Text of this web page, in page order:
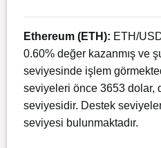
Ethereum (ETH): ETH/
0.60% değer kazanmış ve
seviyesinde işlem
seviyeleri önce 3653 dolar,
seviyesidir. Destek
seviyesi bulunmaktadır.